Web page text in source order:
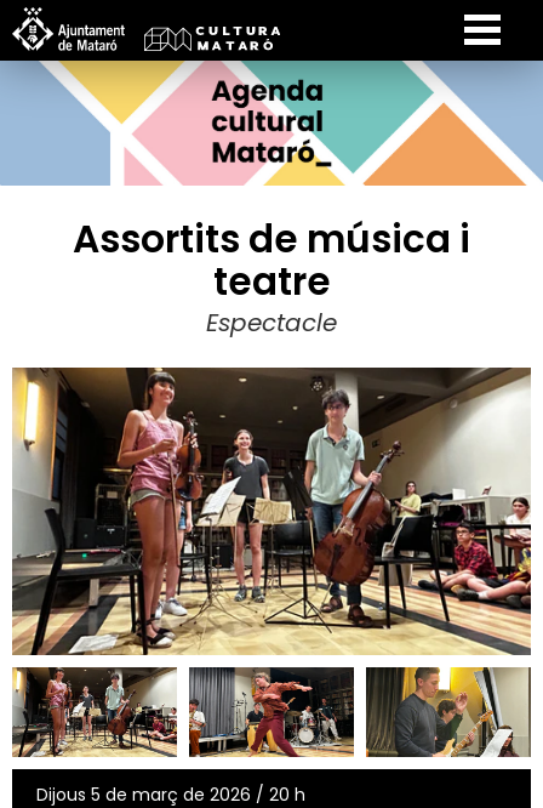
Assortits de música i
teatre
Espectacle
Dijous 5 de març de 2026 / 20 h